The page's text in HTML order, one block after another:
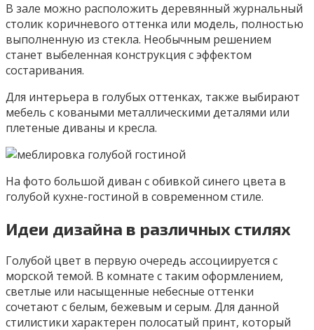
В зале можно расположить деревянный журнальный
столик коричневого оттенка или модель, полностью
выполненную из стекла. Необычным решением
станет выбеленная конструкция с эффектом
состаривания.
Для интерьера в голубых оттенках, также выбирают
мебель с коваными металлическими деталями или
плетеные диваны и кресла.
На фото большой диван с обивкой синего цвета в
голубой кухне-гостиной в современном стиле.
Идеи дизайна в различных стилях
Голубой цвет в первую очередь ассоциируется с
морской темой. В комнате с таким оформлением,
светлые или насыщенные небесные оттенки
сочетают с белым, бежевым и серым. Для данной
стилистики характерен полосатый принт, который